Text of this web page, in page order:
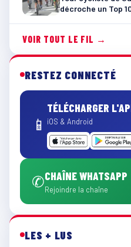
décroche un Top
VOIR TOUT LE FIL →
RESTEZ CONNECTÉ
📱
TÉLÉCHARGER
iOS & Android
✆CHAÎNE WHATSAPP
Rejoindre la chaîne
LES + LUS